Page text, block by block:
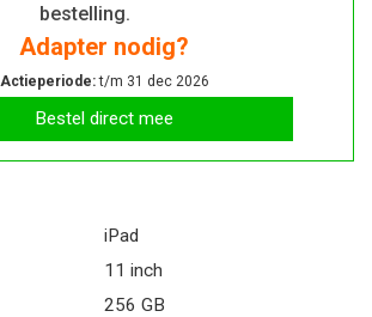
bestelling.
Adapter nodig?
Actieperiode:t/m 31 dec 2026
Bestel direct mee
iPad
11 inch
256 GB